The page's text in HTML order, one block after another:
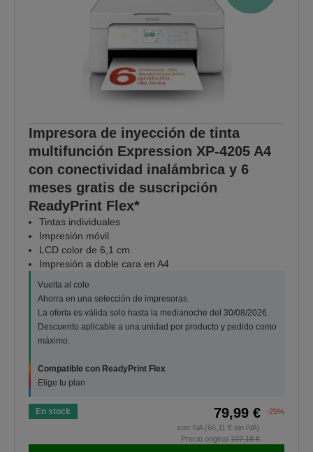
Impresora de inyección de tinta
multifunción Expression XP-4205 A4
con conectividad inalámbrica y 6
meses gratis de suscripción
ReadyPrint Flex*
Tintas individuales
Impresión móvil
LCD color de 6,1 cm
Impresión a doble cara en A4
Vuelta al cole
Ahorra en una selección de impresoras.
La oferta es válida solo hasta la medianoche del 30/08/2026.
Descuento aplicable a una unidad por producto y pedido como
máximo.
Compatible con ReadyPrint Flex
Elige tu plan
En stock 79,99 €
-25%
con IVA (66,11 € sin IVA)
Precio original 107,18 €